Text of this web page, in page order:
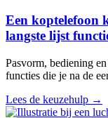
Een koptelefoon
langste lijst
Pasvorm, bediening
functies die je na de
Lees de keuzehulp →